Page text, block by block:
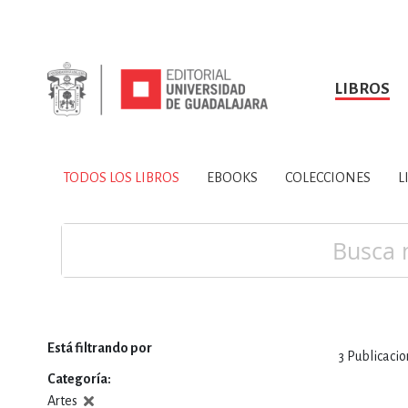
LIBROS
TODOS LOS LIBROS
SOBRE NOSOTROS HISTORIA
CIENCIAS DE LA
TODOS LOS LIBROS EBOOKS COLECCIONES
3
Está filtrando por
Categoría
Artes